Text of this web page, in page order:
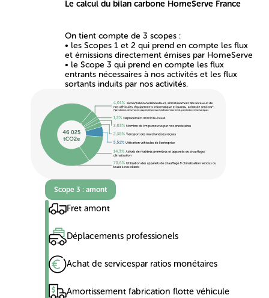
Le calcul du bilan carbone HomeServe France
On tient compte de 3 scopes :
• les Scopes 1 et 2 qui prend en compte les flux
et émissions directement émises par HomeServe
• le Scope 3 qui prend en compte les flux
entrants nécessaires à nos activités et les flux
sortants induits par nos activités.
Scope 3 : amont
Fret amont
Déplacements professionels
Achat de servicespar ratios monétaires
Amortissement fabrication flotte véhicule